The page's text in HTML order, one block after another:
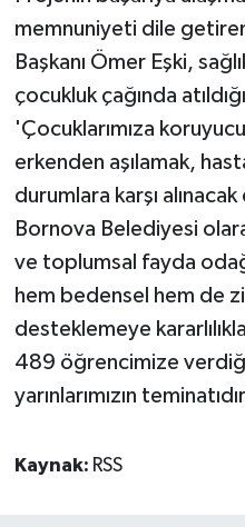
memnuniyeti dile
Başkanı Ömer Eşki,
çocukluk çağında
'Çocuklarımıza koruyucu
erkenden aşılamak,
durumlara karşı
Bornova Belediyesi
ve toplumsal fayda
hem bedensel hem de
desteklemeye
489 öğrencimize
yarınlarımızın
Kaynak: RSS